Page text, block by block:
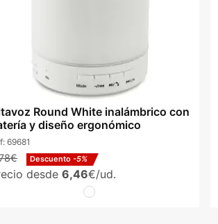
Round White inalámbrico con
y diseño ergonómico
69681
Descuento -5%
desde 6,46€/ud.